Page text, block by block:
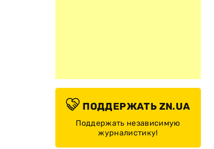
ПОДДЕРЖАТЬ ZN.UA
Поддержать независимую
журналистику!